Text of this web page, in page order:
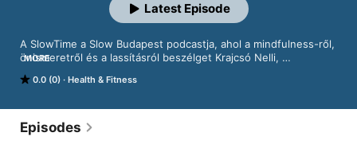
0.0 (0) Health & Fitness
A SlowTime a Slow Budapest podcastja, ahol a mindfulness-ről,
önismeretről és a lassításról beszélget Krajcsó Nelli,
MORE
Latest Episode
Episodes